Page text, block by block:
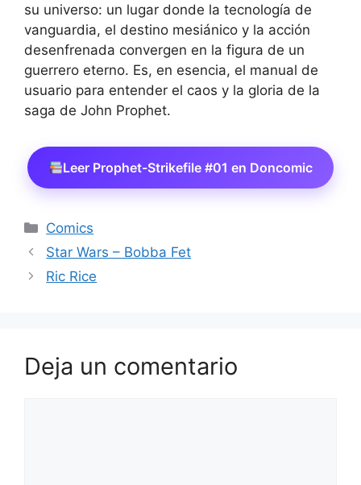
su universo: un lugar donde la tecnología de
vanguardia, el destino mesiánico y la acción
desenfrenada convergen en la figura de un
guerrero eterno. Es, en esencia, el manual de
usuario para entender el caos y la gloria de la
saga de John Prophet.
Leer Prophet-Strikefile #01 en Doncomic
Categorías
Comics
Star Wars – Bobba Fet
Ric Rice
Deja un comentario